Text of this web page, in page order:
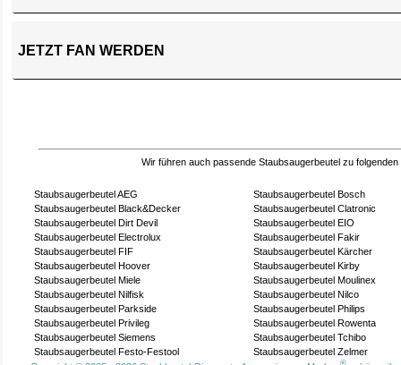
JETZT FAN WERDEN
Wir führen auch passende Staubsaugerbeutel zu folgenden
Staubsaugerbeutel AEG
Staubsaugerbeutel Bosch
Staubsaugerbeutel Black&Decker
Staubsaugerbeutel Clatronic
Staubsaugerbeutel Dirt Devil
Staubsaugerbeutel EIO
Staubsaugerbeutel Electrolux
Staubsaugerbeutel Fakir
Staubsaugerbeutel FIF
Staubsaugerbeutel Kärcher
Staubsaugerbeutel Hoover
Staubsaugerbeutel Kirby
Staubsaugerbeutel Miele
Staubsaugerbeutel Moulinex
Staubsaugerbeutel Nilfisk
Staubsaugerbeutel Nilco
Staubsaugerbeutel Parkside
Staubsaugerbeutel Philips
Staubsaugerbeutel Privileg
Staubsaugerbeutel Rowenta
Staubsaugerbeutel Siemens
Staubsaugerbeutel Tchibo
Staubsaugerbeutel Festo-Festool
Staubsaugerbeutel Zelmer
®